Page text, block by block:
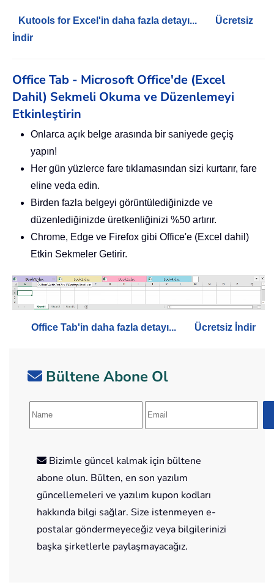
Kutools for Excel'in daha fazla detayı...
Ücretsiz
İndir
Office Tab - Microsoft Office'de (Excel
Dahil) Sekmeli Okuma ve Düzenlemeyi
Etkinleştirin
Onlarca açık belge arasında bir saniyede geçiş
yapın!
Her gün yüzlerce fare tıklamasından sizi kurtarır, fare
eline veda edin.
Birden fazla belgeyi görüntülediğinizde ve
düzenlediğinizde üretkenliğinizi %50 artırır.
Chrome, Edge ve Firefox gibi Office'e (Excel dahil)
Etkin Sekmeler Getirir.
Office Tab'in daha fazla detayı... Ücretsiz İndir
Bültene Abone Ol
Bizimle güncel kalmak için bültene
abone olun. Bülten, en son yazılım
güncellemeleri ve yazılım kupon kodları
hakkında bilgi sağlar. Size istenmeyen e-
postalar göndermeyeceğiz veya bilgilerinizi
başka şirketlerle paylaşmayacağız.